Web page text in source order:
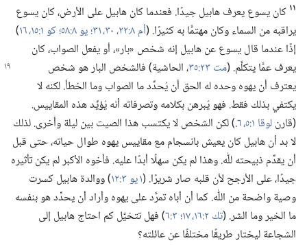
١١ كان يسوع يعرف هابيل جيدًا.‏ فعندما كان هابيل على الأرض،‏ كان يسوع
يراقبه من السماء وكان مهتمًّا به كثيرًا.‏ (‏أم ٨:‏٢٢،‏ يو ٨:‏٥٨؛‏ كو ١:‏١٥،‏ ١٦
‏)‏
إذًا عندما قال يسوع عن هابيل إنه شخص «بار»،‏ أو يفعل الصواب،‏ كان
يعرف عمَّا يتكلَّم.‏ (‏مت ٢٣:‏٣٥ ‏،‏ الحاشية)‏ فالشخص البار هوشخص
يعترف أن يهوه وحده له الحق أن يُحدِّد ما الصواب وما الخطأ.‏ لكنه لا
يكتفي بذلك فقط.‏ فهو يُبرهن بكلامه وتصرفاته أنه يُؤيِّد هذه المقاييس.‏
(‏قارنلوقا ١:‏٥،‏ ٦
‏.‏)‏ لكن الشخص لا يكتسب هذا الصيت بين ليلة وأخرى.‏ لذلك
لا بد أن هابيل كان يعيش بانسجام مع مقاييس يهوه طوال حياته،‏ حتى قبل
أن يقدِّم ذبيحته للّٰه.‏ وهذا لم يكن سهلًا أبدًا عليه.‏ فأخوه الأكبر لم يكن تأثيره
جيدًا،‏ على الأرجح لأن قلبه صار شريرًا.‏ (‏١ يو ٣:‏١٢
‏)‏ ووالدة هابيل كسرت
وصية واضحة من اللّٰه.‏ كما أن أباه تمرَّد على يهوه وأراد أن يحدِّد هو بنفسه
ما الخير وما الشر.‏ (‏تك ٢:‏١٦،‏ ١٧؛‏
‏)‏ فهل تتخيَّل كم احتاج هابيل إلى
الشجاعة ليختار طريقًا مختلفًا عن عائلته؟‏